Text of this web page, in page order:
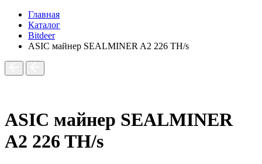
Главная
Каталог
Bitdeer
ASIC майнер SEALMINER A2 226 TH/s
ASIC майнер SEALMINER
A2 226 TH/s